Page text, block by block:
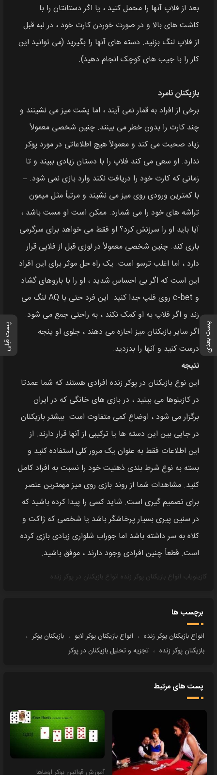
بعد از فلاپ آنها را مخمل کنید ، یا اگر دستانتان را با
کاشت های بالا و در صورت خوردن کارت خود ، در لبه قبل
از فلاپ لنگ بزنید. دسته های آنها را بگیرید (می توانید این
کار را با جیب های کوچک انجام دهید).
بازیکنان نامرد
برخی از افراد به قمار نمی آیند ، اما پشت میز می نشینند و
چند کارت را بدون خطر می بینند. چنین شخصی معمولاً
زیاد صحبت می کند و معمولاً هیچ اطلاعاتی در مورد پوکر
ندارد. او سعی می کند فلاپ را با دستان زیادی ببیند و تا
زمانی که کارت خود را دریافت نکند وارد بازی نمی شود. –
با کمترین ورودی روی میز می نشیند و مرتباً مثل میمون
تراشه های خود را می شمارد. ممکن است او مست باشد ،
آیا باید او را سرزنش کرد؟ او فقط می خواهد برای سرگرمی
بازی کند. چنین شخصی معمولاً در لوزی قبل از فلاپی قرار
دارد ، اما اغلب ترسو است. یک راه حل موثر برای این افراد
این است که اگر بی احساس شدید ، او را با بازوهای گشاد
و c-bet روی فلپ جدا کنید. این فرد حتی با AQ لنگ می
زند و اگر فلاپ به او کمک نکند ، به راحتی جمع می شود.
اگر سایر بازیکنان میز اجازه می دهند ، جلوی او پنجه
درست کنید و آنها را بدزدید.
نتیجه
این نوع بازیکنان در پوکر زنده افرادی هستند که شما عمدتا
در کازینوها می بینید ، در بازی های خانگی که در ایران
برگزار می شود ، اوضاع کمی متفاوت است. بیشتر بازیکنان
در جایی بین این دسته ها یا ترکیبی از آنها قرار دارند. از
این اطلاعات فقط به عنوان یک مرور کلی استفاده کنید و
بسته به نوع شرط بندی ذهنیت خود را نسبت به افراد کامل
کنید. مشاهدات شما از روند بازی روی میز مهمترین عنصر
برای تصمیم گیری است. شاید کسی را پیدا کرده باشید که
در سنین پیری بسیار پرخاشگر باشد یا شخصی که ژاکت و
کلاه به سر داشته باشد اما جوراب شلواری زیادی بازی کرده
است. قطعاً چنین افرادی وجود دارند ، موفق باشید.
کازینویاب انواع بازیکنان پوکر زنده انواع بازیکنان در پوکر زنده
برچسب ها
انواع بازیکنان پوکر زنده ، انواع بازیکنان پوکر لایو ، بازیکنان پوکر ،
بازیکنان پوکر زنده ، تجزیه و تحلیل بازیکنان در پوکر
پست بعدی پست قبلی
پست های مرتبط